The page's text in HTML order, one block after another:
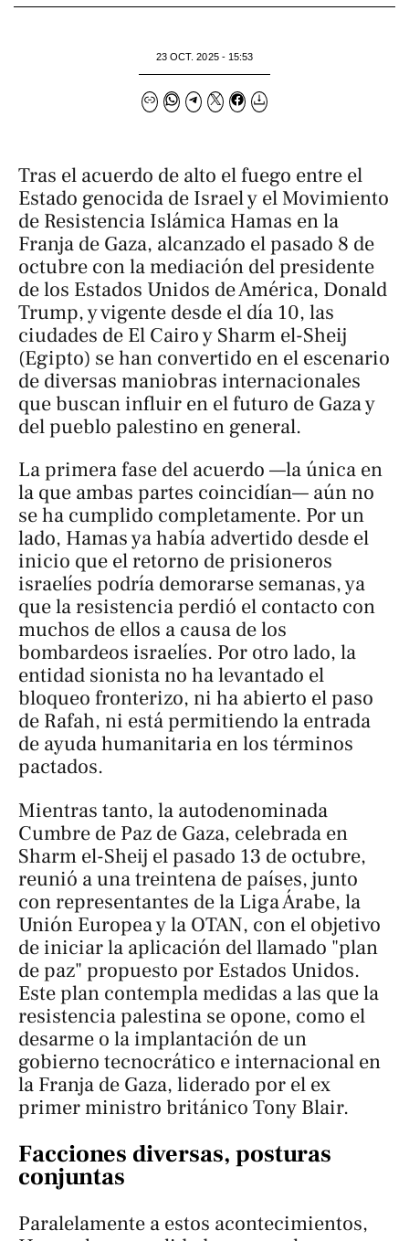
23 OCT. 2025 - 15:53
Tras el acuerdo de alto el fuego entre el
Estado genocida de Israel y el Movimiento
de Resistencia Islámica Hamas en la
Franja de Gaza, alcanzado el pasado 8 de
octubre con la mediación del presidente
de los Estados Unidos de América, Donald
Trump, y vigente desde el día 10, las
ciudades de El Cairo y Sharm el-Sheij
(Egipto) se han convertido en el escenario
de diversas maniobras internacionales
que buscan influir en el futuro de Gaza y
del pueblo palestino en general.
La primera fase del acuerdo —la única en
la que ambas partes coincidían— aún no
se ha cumplido completamente. Por un
lado, Hamas ya había advertido desde el
inicio que el retorno de prisioneros
israelíes podría demorarse semanas, ya
que la resistencia perdió el contacto con
muchos de ellos a causa de los
bombardeos israelíes. Por otro lado, la
entidad sionista no ha levantado el
bloqueo fronterizo, ni ha abierto el paso
de Rafah, ni está permitiendo la entrada
de ayuda humanitaria en los términos
pactados.
Mientras tanto, la autodenominada
Cumbre de Paz de Gaza, celebrada en
Sharm el-Sheij el pasado 13 de octubre,
reunió a una treintena de países, junto
con representantes de la Liga Árabe, la
Unión Europea y la OTAN, con el objetivo
de iniciar la aplicación del llamado "plan
de paz" propuesto por Estados Unidos.
Este plan contempla medidas a las que la
resistencia palestina se opone, como el
desarme o la implantación de un
gobierno tecnocrático e internacional en
la Franja de Gaza, liderado por el ex
primer ministro británico Tony Blair.
Facciones diversas, posturas
conjuntas
Paralelamente a estos acontecimientos,